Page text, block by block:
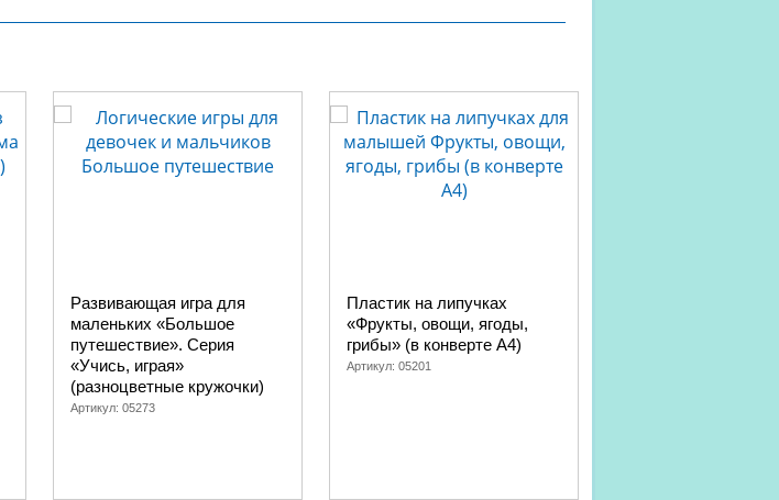
Развивающая игра для
маленьких «Большое
путешествие». Серия
«Учись, играя»
(разноцветные кружочки)
Артикул: 05273
Пластик на липучках
«Фрукты, овощи, ягоды,
грибы» (в конверте A4)
Артикул: 05201